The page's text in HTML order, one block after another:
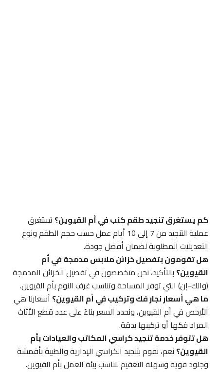
كم يستغرق تنجيد طقم كنب في أم القيوين؟تستغرق
عملية التنجيد من 7 إلى 10 أيام عمل حسب حجم الطقم ونوع
التعديلات المطلوبة لضمان أفضل جودة.
هل تقومون بتفصيل خزائن ملابس مدمجة في أم
القيوين؟بالتأكيد، نحن متخصصون في تفصيل الخزائن المدمجة
(والك-إن) التي توفر المساحة وتناسب غرف النوم بأم القيوين.
ما هي أسعار نجار فك وتركيب في أم القيوين؟أسعارنا هي
الأرخص في أم القيوين، ونحدد السعر بناءً على عدد قطع الأثاث
المراد فكها أو تركيبها بدقة.
هل تتوفر خدمة تنجيد كراسي المكاتب والعيادات بأم
القيوين؟نعم، نقوم بتنجيد الكراسي الإدارية والطبية بأقمشة
وجلود قوية وسهلة التعقيم لتناسب بيئة العمل بأم القيوين.